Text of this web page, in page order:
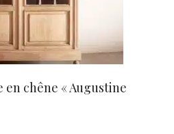
chêne « Augustine